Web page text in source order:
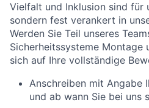
Vielfalt und Inklusion sind für
sondern fest verankert in
Werden Sie Teil unseres
Sicherheitssysteme Montage
sich auf Ihre vollständige
Anschreiben mit Angabe
und ab wann Sie bei uns